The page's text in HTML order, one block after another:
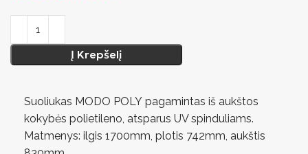
Į Krepšelį
Suoliukas MODO POLY pagamintas iš aukštos
kokybės polietileno, atsparus UV spinduliams.
Matmenys: ilgis 1700mm, plotis 742mm, aukštis